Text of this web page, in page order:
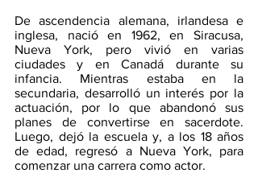
De ascendencia alemana, irlandesa e
inglesa, nació en 1962, en Siracusa,
Nueva York, pero vivió en varias
ciudades y en Canadá durante su
infancia. Mientras estaba en la
secundaria, desarrolló un interés por la
actuación, por lo que abandonó sus
planes de convertirse en sacerdote.
Luego, dejó la escuela y, a los 18 años
de edad, regresó a Nueva York, para
comenzar una carrera como actor.